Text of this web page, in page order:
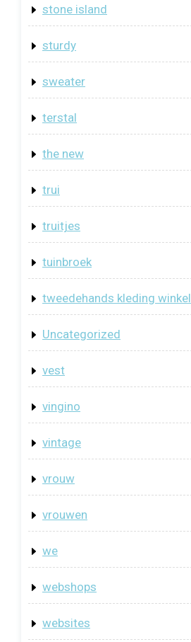
stone island
sturdy
sweater
terstal
the new
trui
truitjes
tuinbroek
tweedehands kleding winkel
Uncategorized
vest
vingino
vintage
vrouw
vrouwen
we
webshops
websites